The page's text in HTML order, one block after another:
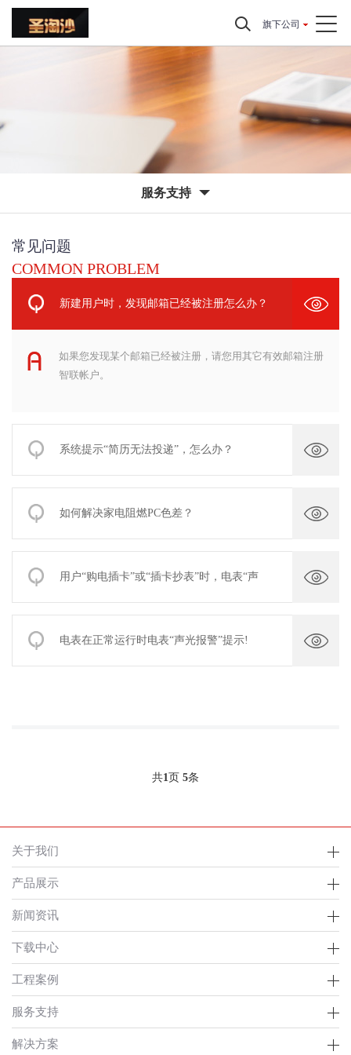
旗下公司
服务支持
常见问题
COMMON PROBLEM
新建用户时，发现邮箱已经被注册怎么办？
如果您发现某个邮箱已经被注册，请您用其它有效邮箱注册
智联帐户。
系统提示“简历无法投递”，怎么办？
如何解决家电阻燃PC色差？
用户“购电插卡”或“插卡抄表”时，电表“声
电表在正常运行时电表“声光报警”提示!
共1页 5条
关于我们
产品展示
新闻资讯
下载中心
工程案例
服务支持
解决方案